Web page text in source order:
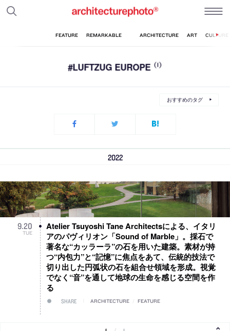
#LUFTZUG EUROPE (1)
おすすめのタグ
2022
9.20
TUE
Atelier Tsuyoshi Tane Architectsによる、イタリ
アのパヴィリオン「Sound of Marble」。採石で
著名な“カッラーラ”の石を用いた建築。素材が持
つ“内包力”と“記憶”に焦点をあて、伝統的技法で
切り出した円弧状の石を組合せ領域を形成。視覚
でなく“音”を通して地球の生命を感じる空間を作
る
SHARE ARCHITECTURE FEATURE